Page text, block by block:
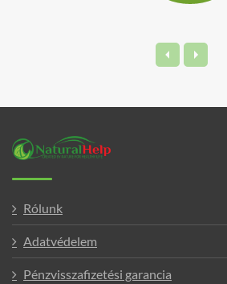
Rólunk
Adatvédelem
Pénzvisszafizetési garancia